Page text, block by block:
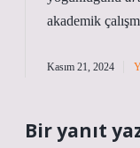
akademik
Kasım 21, 2024
Bir yanıt